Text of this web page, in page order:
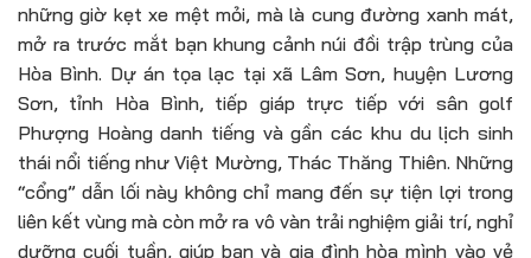
những giờ kẹt xe mệt mỏi, mà là cung đường xanh mát,
mở ra trước mắt bạn khung cảnh núi đồi trập trùng của
Hòa Bình. Dự án tọa lạc tại xã Lâm Sơn, huyện Lương
Sơn, tỉnh Hòa Bình, tiếp giáp trực tiếp với sân golf
Phượng Hoàng danh tiếng và gần các khu du lịch sinh
thái nổi tiếng như Việt Mường, Thác Thăng Thiên. Những
“cổng” dẫn lối này không chỉ mang đến sự tiện lợi trong
liên kết vùng mà còn mở ra vô vàn trải nghiệm giải trí, nghỉ
dưỡng cuối tuần, giúp bạn và gia đình hòa mình vào vẻ